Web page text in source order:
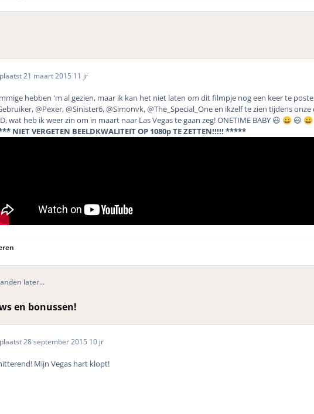
21 maart 2015 11 jr
hebben 'm al gezien, maar ik kan het niet laten om dit filmpje nog een keer te
@Pexer, @Sinister6, @Simonvk, @The_Special_One en ikzelf te zien tijdens
wat heb ik weer zin om in maart naar Las Vegas te gaan zeg! ONETIME BABY 😃 😀😃 😀
NIET VERGETEN BEELDKWALITEIT OP 1080p TE ZETTEN!!!!! *****
later...
en bonussen!
28 september 2015 10 jr
Mijn Vegas hart klopt!